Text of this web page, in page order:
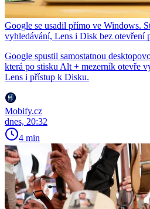
Google se usadil přímo ve Windows.
vyhledávání, Lens i Disk bez otevření
Google spustil samostatnou
která po stisku Alt + mezerník otevře
Lens i přístup k Disku.
Mobify.cz
dnes, 20:32
4 min